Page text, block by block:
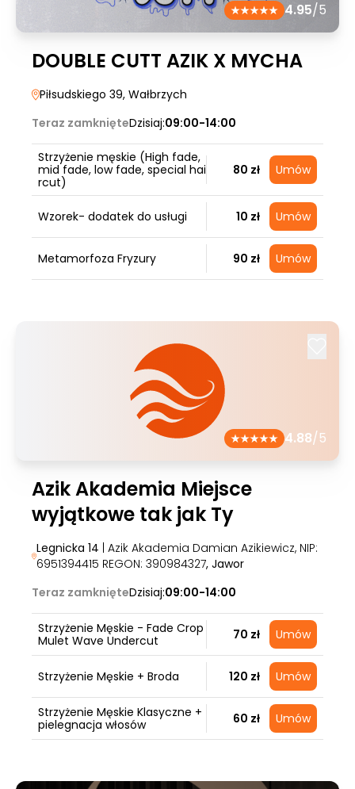
4.95/5
DOUBLE CUTT AZIK X MYCHA
Piłsudskiego 39, Wałbrzych
Teraz zamknięteDzisiaj:09:00-14:00
Strzyżenie męskie (High fade,
mid fade, low fade, special hai
rcut)
80 zł Umów
Wzorek- dodatek do usługi 10 zł Umów
Metamorfoza Fryzury 90 zł Umów
4.88/5
Azik Akademia Miejsce
wyjątkowe tak jak Ty
Legnicka 14 | Azik Akademia Damian Azikiewicz, NIP:
6951394415 REGON: 390984327, Jawor
Teraz zamknięteDzisiaj:09:00-14:00
Strzyżenie Męskie - Fade Crop
Mulet Wave Undercut
70 zł Umów
Strzyżenie Męskie + Broda 120 zł Umów
Strzyżenie Męskie Klasyczne +
pielegnacja włosów
60 zł Umów